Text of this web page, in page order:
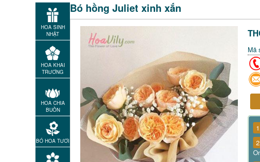
HOA SINH
NHẬT
HOA KHAI
TRƯƠNG
HOA CHIA
BUỒN
BÓ HOA TƯƠI
Bó hồng Juliet xinh xắn
Mã